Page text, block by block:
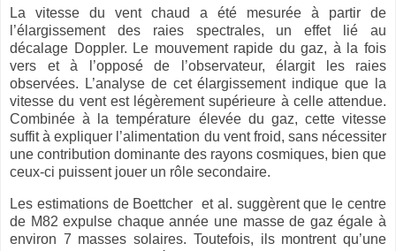
La vitesse du vent chaud a été mesurée à partir de
l’élargissement des raies spectrales, un effet lié au
décalage Doppler. Le mouvement rapide du gaz, à la fois
vers et à l’opposé de l’observateur, élargit les raies
observées. L’analyse de cet élargissement indique que la
vitesse du vent est légèrement supérieure à celle attendue.
Combinée à la température élevée du gaz, cette vitesse
suffit à expliquer l’alimentation du vent froid, sans nécessiter
une contribution dominante des rayons cosmiques, bien que
ceux-ci puissent jouer un rôle secondaire.
Les estimations de Boettcher et al. suggèrent que le centre
de M82 expulse chaque année une masse de gaz égale à
environ 7 masses solaires. Toutefois, ils montrent qu’une